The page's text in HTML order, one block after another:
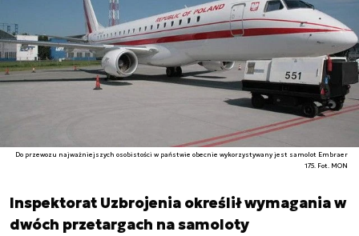
Do przewozu najważniejszych osobistości w państwie obecnie wykorzystywany jest samolot Embraer
175. Fot. MON
Inspektorat Uzbrojenia określił wymagania w
dwóch przetargach na samoloty